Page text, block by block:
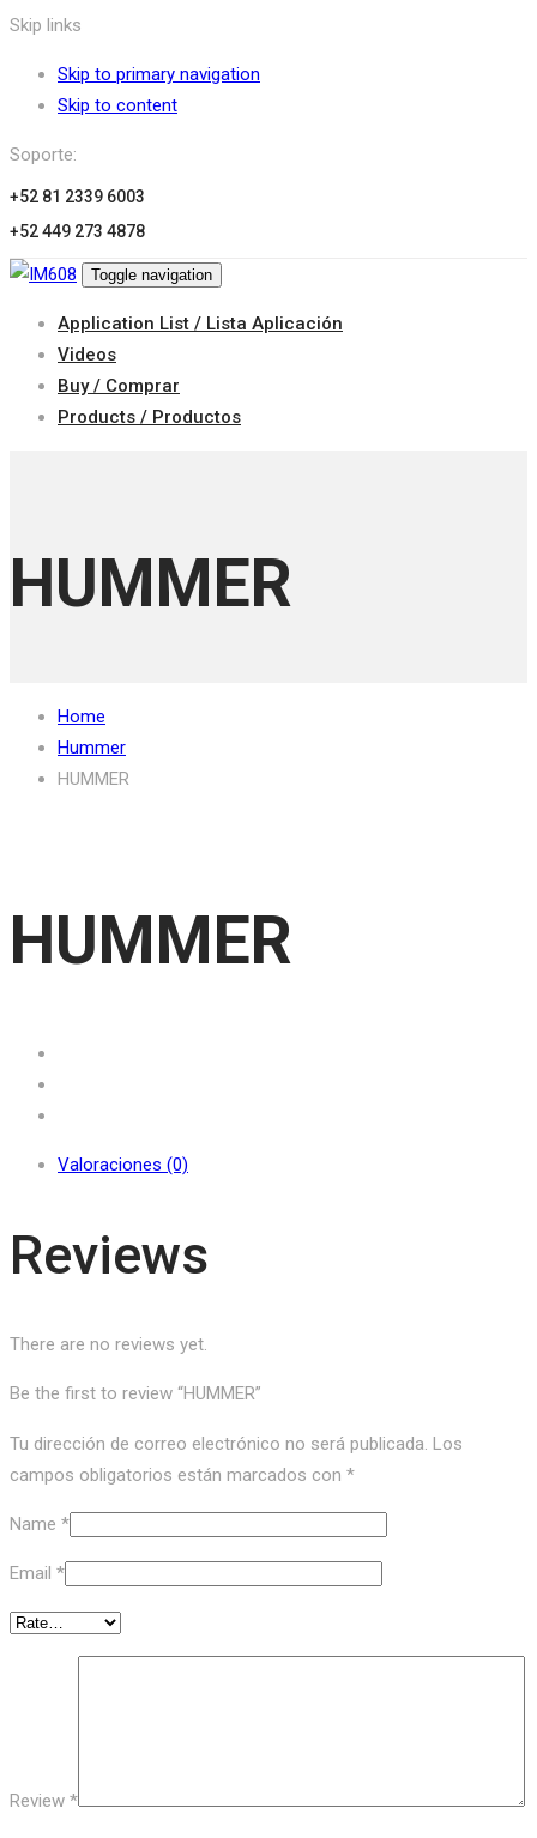
Skip links
Skip to primary navigation
Skip to content
Soporte:
+52 81 2339 6003
+52 449 273 4878
Toggle navigation
Application List / Lista Aplicación
Videos
Buy / Comprar
Products / Productos
HUMMER
Home
Hummer
HUMMER
HUMMER
Valoraciones (0)
Reviews
There are no reviews yet.
Be the first to review “HUMMER”
Tu dirección de correo electrónico no será publicada. Los
campos obligatorios están marcados con *
Name *
Email *
Review *